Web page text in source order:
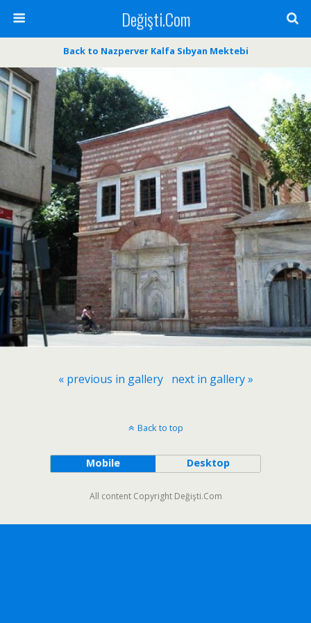
Değişti.Com
Back to Nazperver Kalfa Sıbyan Mektebi
« previous in gallery next in gallery »
Back to top
Mobile Desktop
All content Copyright Değişti.Com